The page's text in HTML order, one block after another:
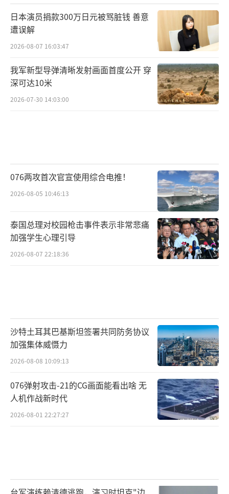
日本演员捐款300万日元被骂脏钱 善意
遭误解
2026-08-07 16:03:47
我军新型导弹清晰发射画面首度公开 穿
深可达10米
2026-07-30 14:03:00
076两攻首次官宣使用综合电推！
2026-08-05 10:46:13
泰国总理对校园枪击事件表示非常悲痛
加强学生心理引导
2026-08-07 22:18:36
沙特土耳其巴基斯坦签署共同防务协议
加强集体威慑力
2026-08-08 10:09:13
076弹射攻击-21的CG画面能看出啥 无
人机作战新时代
2026-08-01 22:27:27